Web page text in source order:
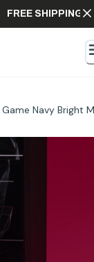
FREE
Navy Bright